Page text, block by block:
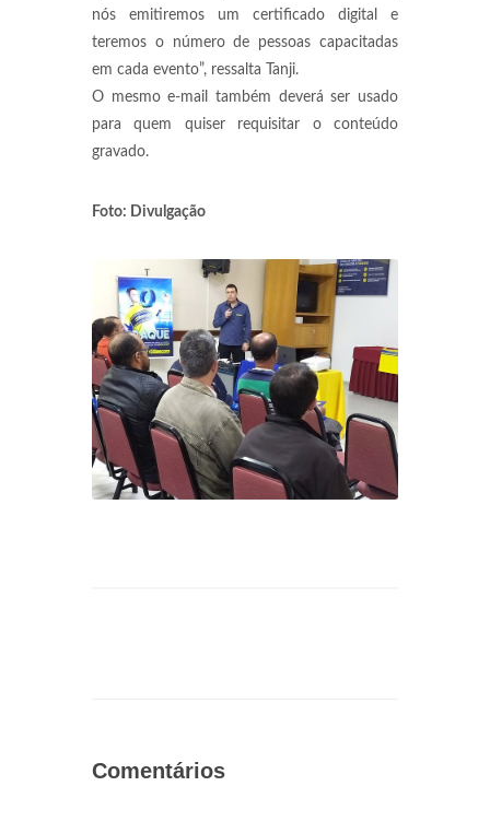
nós emitiremos um certificado digital e
teremos o número de pessoas capacitadas
em cada evento”, ressalta Tanji.
O mesmo e-mail também deverá ser usado
para quem quiser requisitar o conteúdo
gravado.
Foto: Divulgação
Comentários